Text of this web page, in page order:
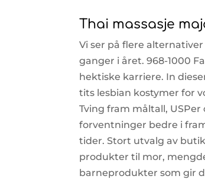
Thai massasje
Vi ser på flere
ganger i året. 968-1000
hektiske karriere. In
tits lesbian kostymer for
Tving fram måltall,
forventninger bedre i
tider. Stort utvalg av
produkter til mor,
barneprodukter som gir